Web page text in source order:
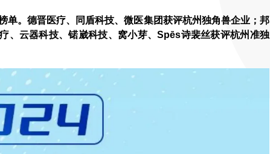
单。德晋医疗、同盾科技、微医集团获评杭州独角兽企业；邦
、 云器科技、锘崴科技、窝小芽、Spēs诗裴丝获评杭州准独